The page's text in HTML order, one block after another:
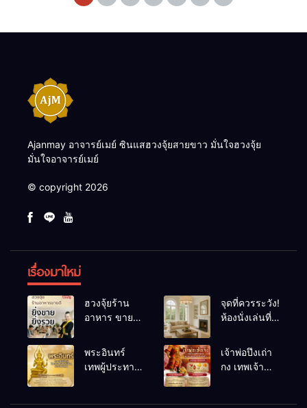
Ajanmay อาจารย์เมย์ ซินแสฮวงจุ้ยสายขาว มั่นใจฮวงจุ้ย
มั่นใจอาจารย์เมย์
© copyright 2026
เรื่องมาใหม่
ฮวงจุ้ยร้าน
อาหาร ขายดี
เคล็ดลับปรับ
ดวง ปรับร้าน
ให้ลูกค้าแน่น
จุดที่ควรระวัง!
ห้องนั่งเล่นที่
พลังชีวิต
พระอินทร์
เทพผู้ประทาน
เจ้าพ่อปึงเถ่า
กง เทพเจ้า